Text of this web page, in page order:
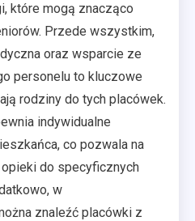
które mogą znacząco
Przede wszystkim,
oraz wsparcie ze
personelu to kluczowe
rodziny do tych placówek.
indywidualne
co pozwala na
do specyficznych
w
znaleźć placówki z